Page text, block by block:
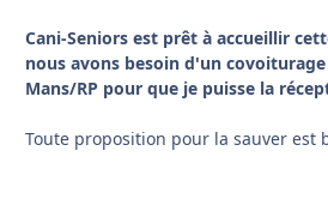
Cani-Seniors est prêt à accueillir
nous avons besoin d'un
Mans/RP pour que je puisse la
Toute proposition pour la sauver est